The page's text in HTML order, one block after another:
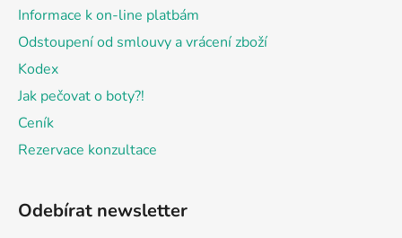
Informace k on-line platbám
Odstoupení od smlouvy a vrácení zboží
Kodex
Jak pečovat o boty?!
Ceník
Rezervace konzultace
Odebírat newsletter